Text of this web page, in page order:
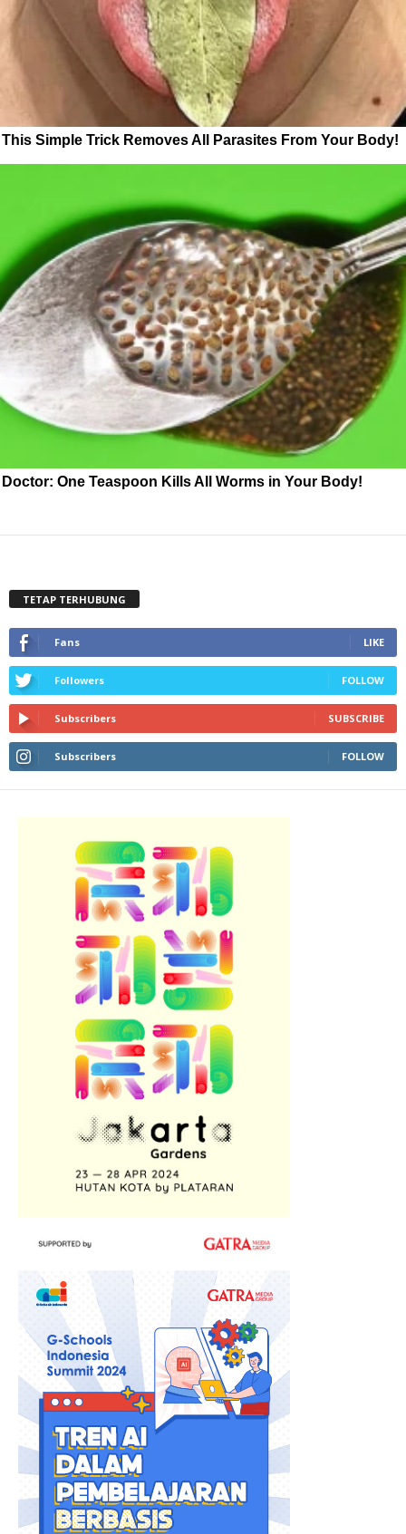
This Simple Trick Removes All Parasites From Your Body!
Doctor: One Teaspoon Kills All Worms in Your Body!
TETAP TERHUBUNG
Fans LIKE
Followers FOLLOW
Subscribers SUBSCRIBE
Subscribers FOLLOW